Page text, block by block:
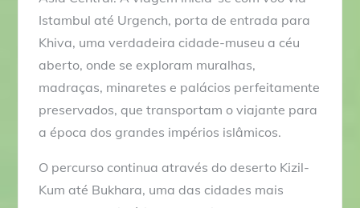
Istambul até Urgench, porta de entrada para
Khiva, uma verdadeira cidade-museu a céu
aberto, onde se exploram muralhas,
madraças, minaretes e palácios perfeitamente
preservados, que transportam o viajante para
a época dos grandes impérios islâmicos.
O percurso continua através do deserto Kizil-
Kum até Bukhara, uma das cidades mais